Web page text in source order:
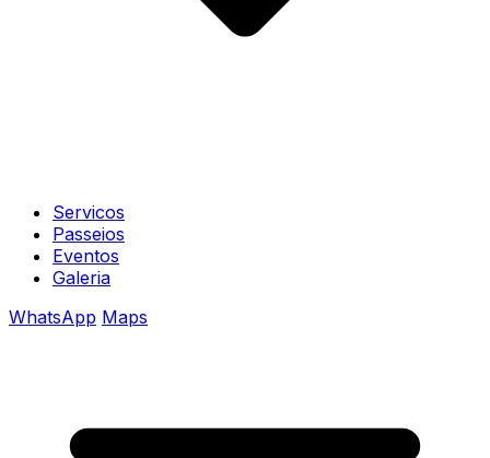
Servicos
Passeios
Eventos
Galeria
WhatsApp Maps